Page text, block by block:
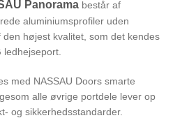
Panorama består af
aluminiumsprofiler uden
den højest kvalitet, som det kendes
ledhejseport.
med NASSAU Doors smarte
alle øvrige portdele lever op
og sikkerhedsstandarder.